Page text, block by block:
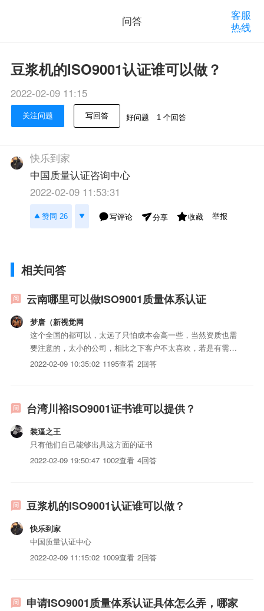
问答
客服
热线
豆浆机的ISO9001认证谁可以做？
2022-02-09 11:15
关注问题 写回答 好问题 1 个回答
快乐到家
中国质量认证咨询中心
2022-02-09 11:53:31
赞同 26 写评论 分享 收藏 举报
相关问答
云南哪里可以做ISO9001质量体系认证
梦唐（新视觉网
这个全国的都可以，太远了只怕成本会高一些，当然资质也需
要注意的，太小的公司，相比之下客户不太喜欢，若是有需要
的话，我可以帮你推荐一些~~
2022-02-09 10:35:02 1195查看 2回答
台湾川裕ISO9001证书谁可以提供？
装逼之王
只有他们自己能够出具这方面的证书
2022-02-09 19:50:47 1002查看 4回答
豆浆机的ISO9001认证谁可以做？
快乐到家
中国质量认证中心
2022-02-09 11:15:02 1009查看 2回答
申请ISO9001质量体系认证具体怎么弄，哪家